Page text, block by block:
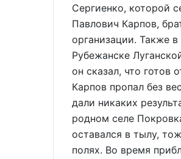
Сергиенко, которой
Павлович Карпов,
организации. Также
Рубежанске
он сказал, что готов
Карпов пропал без
дали никаких
родном селе
оставался в тылу,
полях. Во время